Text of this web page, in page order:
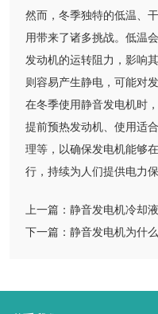
然而，冬季独特的低温、
用带来了诸多挑战。低温
发动机的运转阻力，影响
则容易产生静电，可能对
在冬季使用静音发电机时
提前预热发动机、使用适
理等，以确保发电机能够
行，持续为人们提供电力保
上一篇： 静音发电机冷却
下一篇： 静音发电机为什